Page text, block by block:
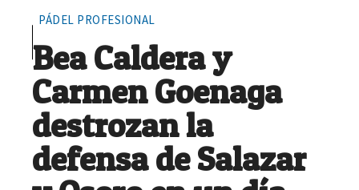
PÁDEL PROFESIONAL
Bea Caldera y
Carmen Goenaga
destrozan la
defensa de Salazar